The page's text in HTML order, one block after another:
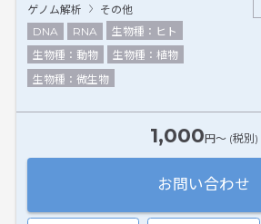
ゲノム解析
その他
DNA
RNA
生物種：ヒト
生物種：動物
生物種：植物
生物種：微生物
1,000円〜 (税別)
お問い合わせ